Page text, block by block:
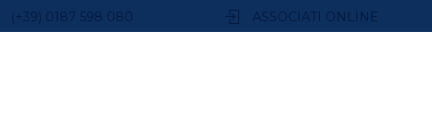
(+39) 0187 598 080 ASSOCIATI ONLINE